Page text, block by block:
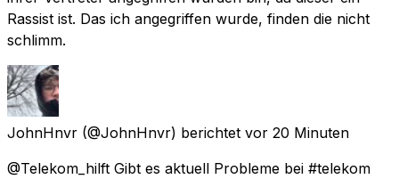
Rassist ist. Das ich angegriffen wurde, finden die nicht
schlimm.
JohnHnvr (@JohnHnvr) berichtet vor 20 Minuten
@Telekom_hilft Gibt es aktuell Probleme bei #telekom